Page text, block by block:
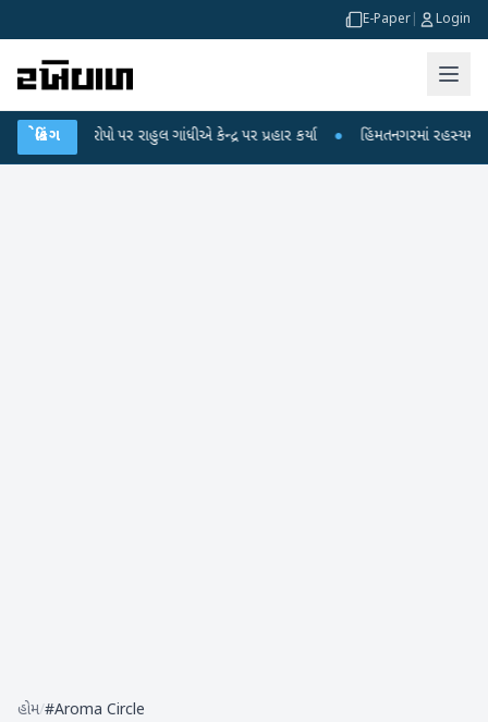
E-Paper Login
બ્રેકિંગ
આરોપો પર રાહુલ ગાંધીએ કેન્દ્ર પર પ્રહાર કર્યા ● હિંમતનગરમાં રહસ્યમય
હોમ/#Aroma Circle